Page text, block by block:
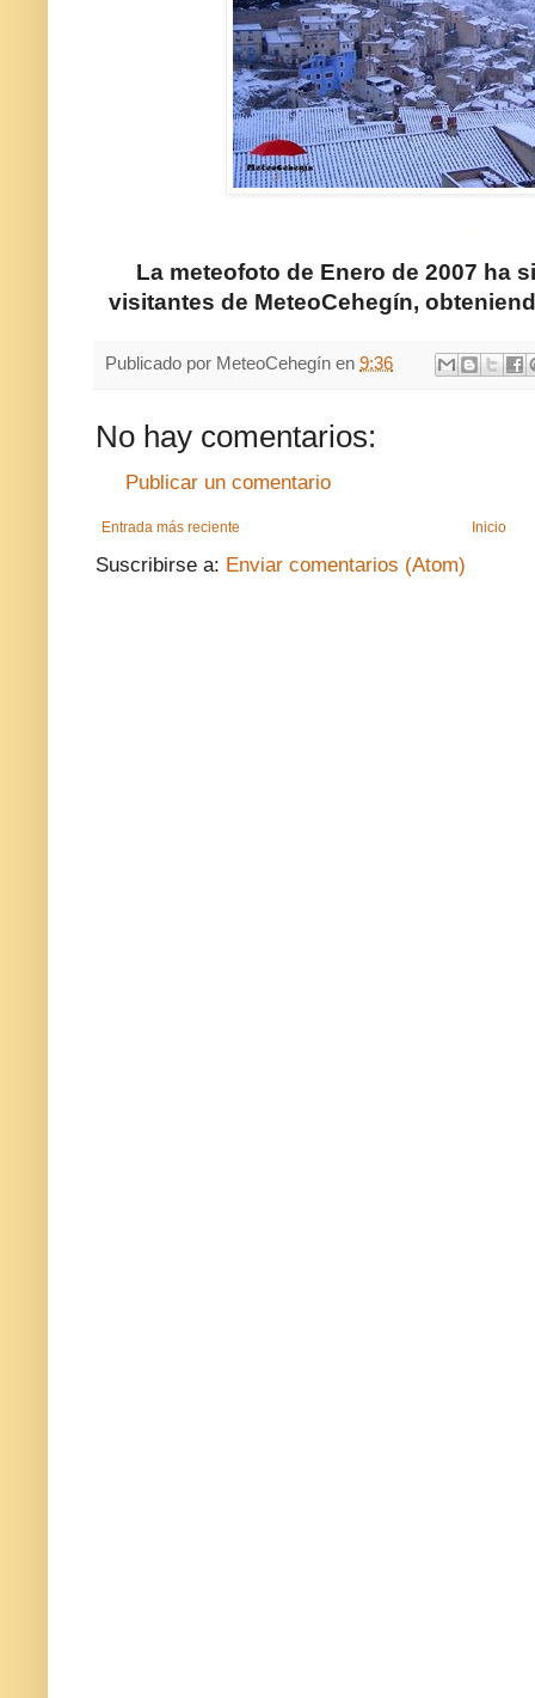
.
La meteofoto de Enero de 2007 ha
visitantes de MeteoCehegín,
Publicado por MeteoCehegín en 9:36
No hay comentarios:
Publicar un comentario
Entrada más reciente Inicio
Suscribirse a: Enviar comentarios (Atom)